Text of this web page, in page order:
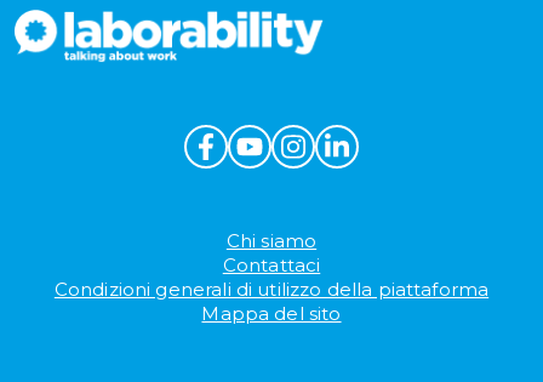
Chi siamo
Contattaci
Condizioni generali di utilizzo della piattaforma
Mappa del sito